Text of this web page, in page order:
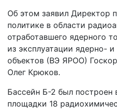
Об этом заявил Директор
политике в области
отработавшего ядерного
из эксплуатации ядерно-
объектов (ВЭ ЯРОО)
Олег Крюков.
Бассейн Б-2 был
площадки 18